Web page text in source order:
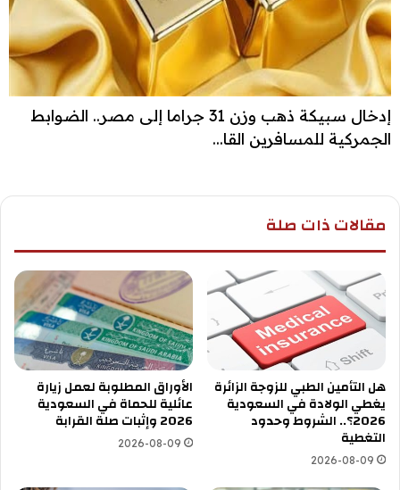
إدخال سبيكة ذهب وزن 31 جراما إلى مصر.. الضوابط
الجمركية للمسافرين القا...
مقالات ذات صلة
هل التأمين الطبي للزوجة الزائرة
يغطي الولادة في السعودية
2026؟.. الشروط وحدود
التغطية
2026-08-09
الأوراق المطلوبة لعمل زيارة
عائلية للحماة في السعودية
2026 وإثبات صلة القرابة
2026-08-09